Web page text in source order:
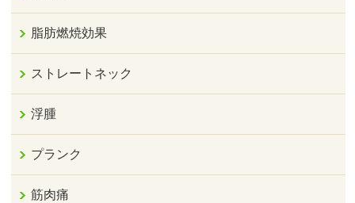
脂肪燃焼効果
ストレートネック
浮腫
プランク
筋肉痛